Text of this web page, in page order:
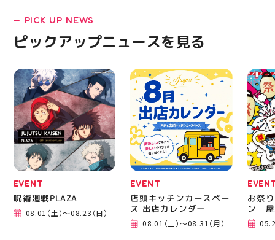
LATEST!
ピックアップニュース
PICK UP NEWS
ピックアップニュースを見る
EVENT
呪術廻戦PLAZA
08.01（土）～08.23（日）
EVENT
店頭キッチンカースペー
ス 出店カレンダー
08.01（土）～08.31（月）
お祭
ン 屋